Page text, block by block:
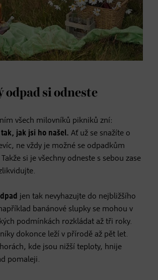
odpad si odneste
všech milovníků pikniků zní:
jak jsi ho našel. Ať už se snažíte o
ne vždy je možné se odpadkům
si je všechny odneste s sebou zase
jen tak nevyhazujte do nejbližšího
banánové slupky se mohou v
podmínkách rozkládat až tři roky.
dokonce leží v přírodě až pět let.
kde jsou nižší teploty, hnije
pomaleji.